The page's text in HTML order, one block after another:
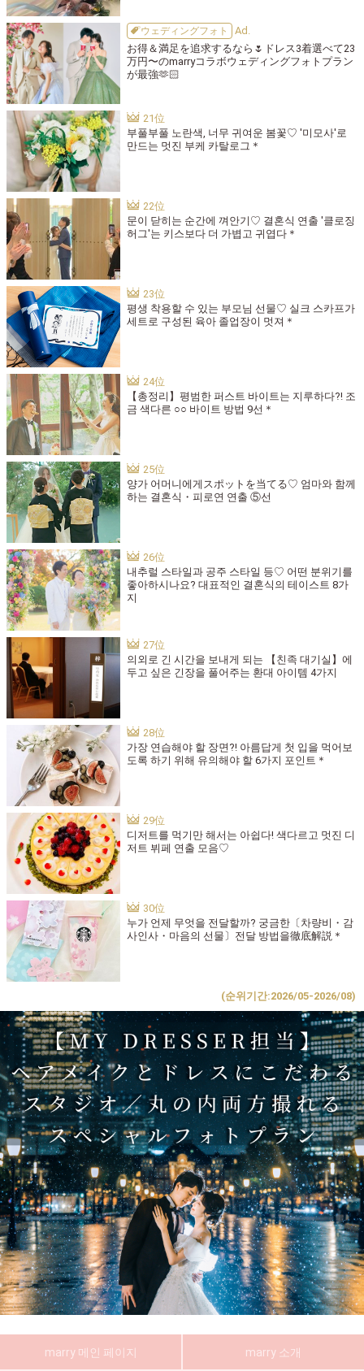
ウェディングフォト
お得＆満足を追求するなら🌷ドレス3着選べて23
万円〜のmarryコラボウェディングフォトプラン
が最強🫶🏻
부풀부풀 노란색, 너무 귀여운 봄꽃♡ '미모사'로
만드는 멋진 부케 카탈로그＊
문이 닫히는 순간에 껴안기♡ 결혼식 연출 '클로징
허그'는 키스보다 더 가볍고 귀엽다＊
평생 착용할 수 있는 부모님 선물♡ 실크 스카프가
세트로 구성된 육아 졸업장이 멋져＊
【총정리】평범한 퍼스트 바이트는 지루하다?! 조
금 색다른 ○○ 바이트 방법 9선＊
양가 어머니에게スポットを当てる♡ 엄마와 함께
하는 결혼식・피로연 연출 ⑤선
내추럴 스타일과 공주 스타일 등♡ 어떤 분위기를
좋아하시나요? 대표적인 결혼식의 테이스트 8가
지
의외로 긴 시간을 보내게 되는 【친족 대기실】에
두고 싶은 긴장을 풀어주는 환대 아이템 4가지
가장 연습해야 할 장면?! 아름답게 첫 입을 먹어보
도록 하기 위해 유의해야 할 6가지 포인트＊
디저트를 먹기만 해서는 아쉽다! 색다르고 멋진 디
저트 뷔페 연출 모음♡
누가 언제 무엇을 전달할까? 궁금한〔차량비・감
사인사・마음의 선물〕전달 방법을徹底解説＊
(순위기간:2026/05-2026/08)
marry 메인 페이지 marry 소개